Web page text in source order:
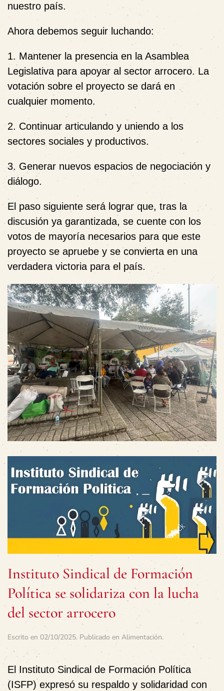
nuestro país.
Ahora debemos seguir luchando:
1. Mantener la presencia en la Asamblea
Legislativa para apoyar al sector arrocero. La
votación sobre el proyecto se dará en
cualquier momento.
2. ⁠Continuar articulando y uniendo a los
sectores sociales y productivos.
3. ⁠Generar nuevos espacios de negociación y
diálogo.
El paso siguiente será lograr que, tras la
discusión ya garantizada, se cuente con los
votos de mayoría necesarios para que este
proyecto se apruebe y se convierta en una
verdadera victoria para el país.
Instituto Sindical de Formación
Política se solidariza con la lucha
del sector arrocero
Escrito en 02/10/2025. Publicado en Alimentación.
El Instituto Sindical de Formación Política
(ISFP) expresó su respaldo y solidaridad con